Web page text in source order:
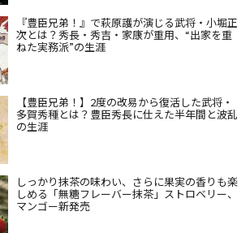
『豊臣兄弟！』で萩原護が演じる武将・小堀正
次とは？秀長・秀吉・家康が重用、“出家を重
ねた実務派”の生涯
【豊臣兄弟！】2度の改易から復活した武将・
多賀秀種とは？豊臣秀長に仕えた半年間と波乱
の生涯
しっかり抹茶の味わい、さらに果実の香りも楽
しめる「無糖フレーバー抹茶」ストロベリー、
マンゴー新発売